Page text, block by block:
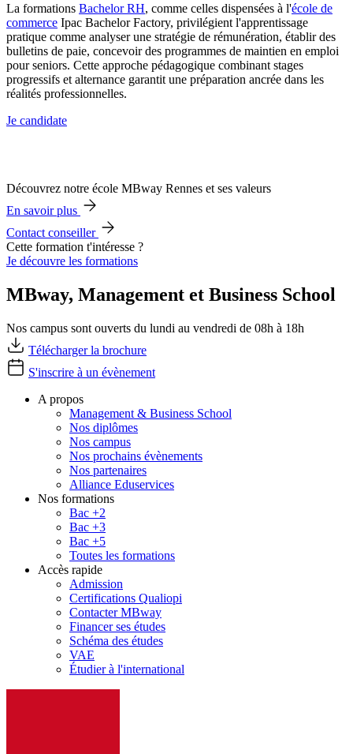
La formations Bachelor RH, comme celles dispensées à l'école de
commerce Ipac Bachelor Factory, privilégient l'apprentissage
pratique comme analyser une stratégie de rémunération, établir des
bulletins de paie, concevoir des programmes de maintien en emploi
pour seniors. Cette approche pédagogique combinant stages
progressifs et alternance garantit une préparation ancrée dans les
réalités professionnelles.
Je candidate
Découvrez notre école MBway Rennes et ses valeurs
En savoir plus
Contact conseiller
Cette formation t'intéresse ?
Je découvre les formations
MBway, Management et Business School
Nos campus sont ouverts du lundi au vendredi de 08h à 18h
Télécharger la brochure
S'inscrire à un évènement
A propos
Management & Business School
Nos diplômes
Nos campus
Nos prochains évènements
Nos partenaires
Alliance Eduservices
Nos formations
Bac +2
Bac +3
Bac +5
Toutes les formations
Accès rapide
Admission
Certifications Qualiopi
Contacter MBway
Financer ses études
Schéma des études
VAE
Étudier à l'international